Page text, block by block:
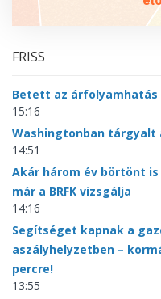
FRISS
Betett az árfolyamhatás
15:16
Washingtonban tárgyalt
14:51
Akár három év börtönt
már a BRFK vizsgálja
14:16
Segítséget kapnak a
aszályhelyzetben –
percre!
13:55